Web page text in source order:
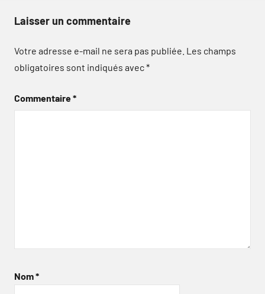
Laisser un commentaire
Votre adresse e-mail ne sera pas publiée. Les champs
obligatoires sont indiqués avec*
Commentaire*
Nom*